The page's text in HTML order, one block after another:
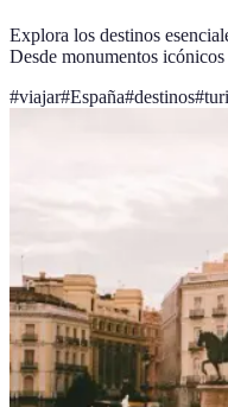
Explora los destinos
Desde monumentos icónicos
#viajar#España#destinos#